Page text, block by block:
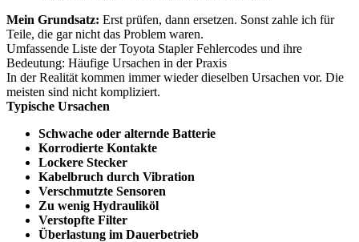
Mein Grundsatz: Erst prüfen, dann ersetzen. Sonst zahle ich für
Teile, die gar nicht das Problem waren.
Umfassende Liste der Toyota Stapler Fehlercodes und ihre
Bedeutung: Häufige Ursachen in der Praxis
In der Realität kommen immer wieder dieselben Ursachen vor. Die
meisten sind nicht kompliziert.
Typische Ursachen
Schwache oder alternde Batterie
Korrodierte Kontakte
Lockere Stecker
Kabelbruch durch Vibration
Verschmutzte Sensoren
Zu wenig Hydrauliköl
Verstopfte Filter
Überlastung im Dauerbetrieb